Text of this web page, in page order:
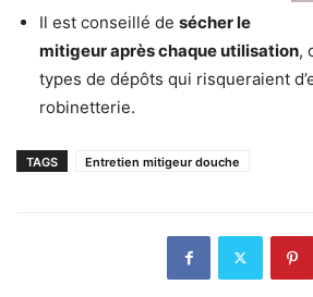
Il est conseillé de sécher le
mitigeur après chaque utilisation,
types de dépôts qui risqueraient
robinetterie.
TAGS Entretien mitigeur douche